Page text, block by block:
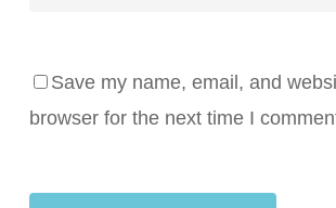
Save my name, email, and
browser for the next time I